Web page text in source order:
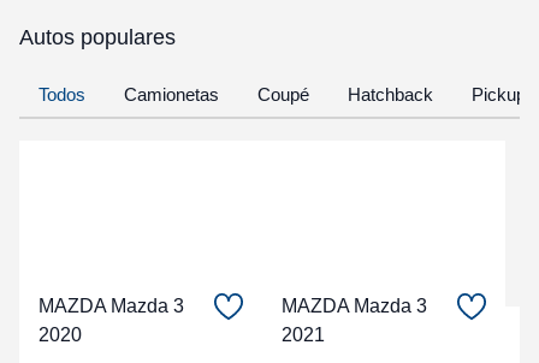
Autos populares
Todos Camionetas Coupé Hatchback Pickup
MAZDA Mazda 3
2020
MAZDA Mazda 3
2021